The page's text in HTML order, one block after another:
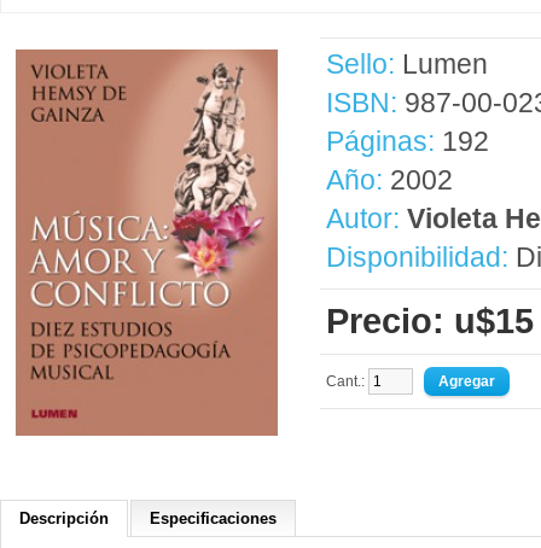
Sello: Lumen
ISBN: 987-00-
Páginas: 192
Año: 2002
Autor: Violeta
Disponibilidad:
Precio: u$15
Cant.:
Descripción Especificaciones